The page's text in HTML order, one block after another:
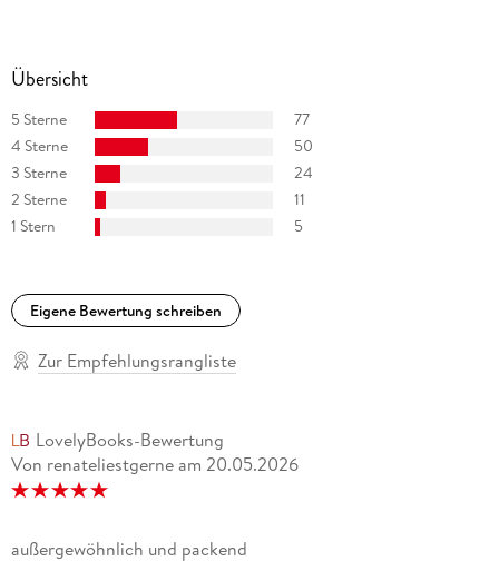
Übersicht
5 Sterne
77
4 Sterne
50
3 Sterne
24
2 Sterne
11
1 Stern
5
Eigene Bewertung schreiben
Zur Empfehlungsrangliste
LovelyBooks-Bewertung
Von renateliestgerne am 20.05.2026
außergewöhnlich und packend